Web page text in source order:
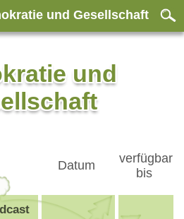
und Gesellschaft
und
Datum
verfügbar
bis